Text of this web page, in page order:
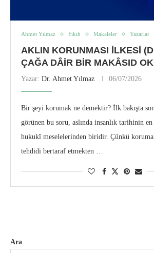
Ahmet Yılmaz Fıkıh Makaleler Yazarlar
AKLIN KORUNMASI İLKESI
ÇAĞA DÂIR BIR MAKÂSID
Yazar: Dr. Ahmet Yılmaz 06/07/2026
Bir şeyi korumak ne demektir? İlk bakışta
görünen bu soru, aslında insanlık tarihinin
hukukî meselelerinden biridir. Çünkü
tehdidi bertaraf etmekten …
Ara